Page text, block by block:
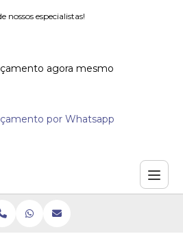
especialistas!
agora mesmo
por Whatsapp